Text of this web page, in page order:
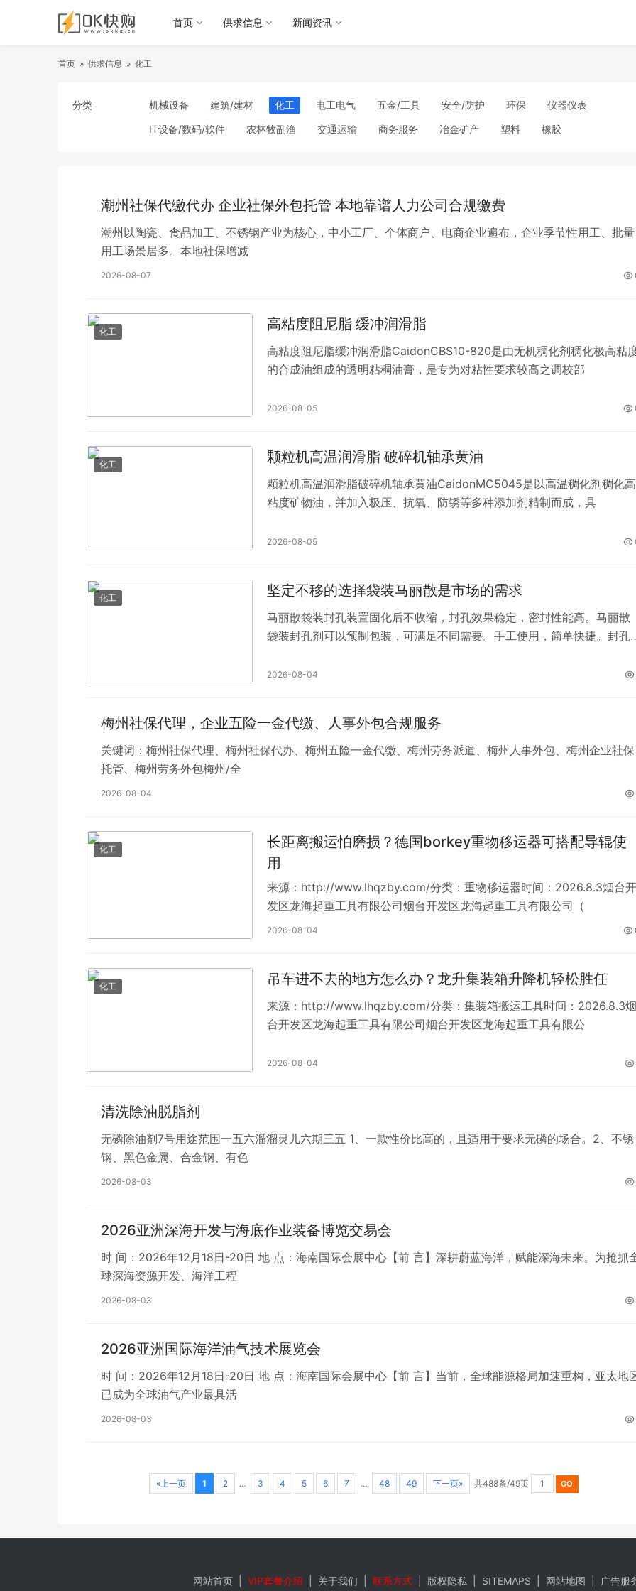
首页 供求信息 新闻资讯
首页 » 供求信息 » 化工
分类 机械设备 建筑/建材 化工 电工电气 五金/工具 安全/防护 环保
仪器仪表
IT设备/数码/软件
农林牧副渔 交通运输 商务服务 冶金矿产 塑料
橡胶
纺织/皮革
办公/文教 纸业 其他未分类
潮州社保代缴代办 企业社保外包托管 本地靠谱人力公司合规缴费
潮州以陶瓷、食品加工、不锈钢产业为核心，中小工厂、个体商户、电商企业遍布，企业季节性用工、批量
用工场景居多。本地社保增减
2026-08-07
化工 高粘度阻尼脂 缓冲润滑脂
高粘度阻尼脂缓冲润滑脂CaidonCBS10-820是由无机稠化剂稠化极高粘
的合成油组成的透明粘稠油膏，是专为对粘性要求较高之调校部
2026-08-05
化工 颗粒机高温润滑脂 破碎机轴承黄油
颗粒机高温润滑脂破碎机轴承黄油CaidonMC5045是以高温稠化剂稠化高
粘度矿物油，并加入极压、抗氧、防锈等多种添加剂精制而成，具
2026-08-05
化工 坚定不移的选择袋装马丽散是市场的需求
马丽散袋装封孔装置固化后不收缩，封孔效果稳定，密封性能高。马丽散
袋装封孔剂可以预制包装，可满足不同需要。手工使用，简单快捷。封孔
2026-08-04
梅州社保代理，企业五险一金代缴、人事外包合规服务
关键词：梅州社保代理、梅州社保代办、梅州五险一金代缴、梅州劳务派遣、梅州人事外包、梅州企业社保
托管、梅州劳务外包梅州/全
2026-08-04
化工
长距离搬运怕磨损？德国borkey重物移运器可搭配导辊使
用
来源：http://www.lhqzby.com/分类：重物移运器时间：2026.8.3烟台开
发区龙海起重工具有限公司烟台开发区龙海起重工具有限公司（
2026-08-04
化工 吊车进不去的地方怎么办？龙升集装箱升降机轻松胜任
来源：http://www.lhqzby.com/分类：集装箱搬运工具时间：2026.8.3烟
台开发区龙海起重工具有限公司烟台开发区龙海起重工具有限公
2026-08-04
清洗除油脱脂剂
无磷除油剂7号用途范围一五六溜溜灵儿六期三五 1、一款性价比高的，且适用于要求无磷的场合。2、不锈
钢、黑色金属、合金钢、有色
2026-08-03
2026亚洲深海开发与海底作业装备博览交易会
时 间：2026年12月18日-20日 地 点：海南国际会展中心【前 言】深耕蔚蓝海洋，赋能深海未来。为抢抓
球深海资源开发、海洋工程
2026-08-03
2026亚洲国际海洋油气技术展览会
时 间：2026年12月18日-20日 地 点：海南国际会展中心【前 言】当前，全球能源格局加速重构，亚太地
已成为全球油气产业最具活
2026-08-03
«上一页 1 2 … 3 4 5 6 7 … 48 49 下一页» 共488条/49页
网站首页 VIP套餐介绍 关于我们 联系方式 版权隐私 SITEMAPS 网站地图 广告服